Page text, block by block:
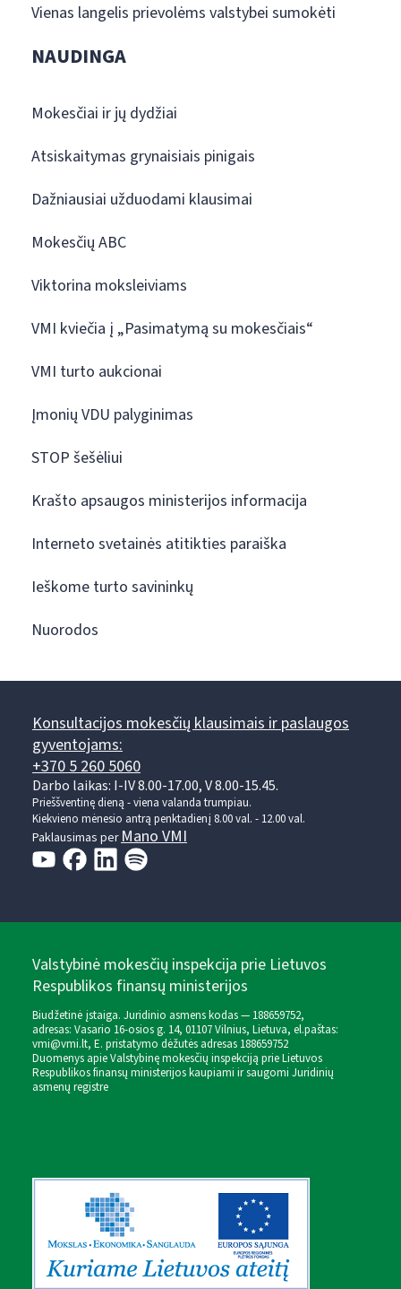
Vienas langelis prievolėms valstybei sumokėti
NAUDINGA
Mokesčiai ir jų dydžiai
Atsiskaitymas grynaisiais pinigais
Dažniausiai užduodami klausimai
Mokesčių ABC
Viktorina moksleiviams
VMI kviečia į „Pasimatymą su mokesčiais“
VMI turto aukcionai
Įmonių VDU palyginimas
STOP šešėliui
Krašto apsaugos ministerijos informacija
Interneto svetainės atitikties paraiška
Ieškome turto savininkų
Nuorodos
Konsultacijos mokesčių klausimais ir paslaugos
gyventojams:
+370 5 260 5060
Darbo laikas: I-IV 8.00-17.00, V 8.00-15.45.
Prieššventinę dieną - viena valanda trumpiau.
Kiekvieno mėnesio antrą penktadienį 8.00 val. - 12.00 val.
Paklausimas per Mano VMI
Valstybinė mokesčių inspekcija prie Lietuvos
Respublikos finansų ministerijos
Biudžetinė įstaiga. Juridinio asmens kodas — 188659752,
adresas: Vasario 16-osios g. 14, 01107 Vilnius, Lietuva, el.paštas:
vmi@vmi.lt, E. pristatymo dėžutės adresas 188659752
Duomenys apie Valstybinę mokesčių inspekciją prie Lietuvos
Respublikos finansų ministerijos kaupiami ir saugomi Juridinių
asmenų registre